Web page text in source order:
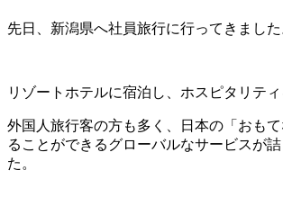
先日、新潟県へ社員旅行に行ってきました
リゾートホテルに宿泊し、ホスピタリティ
外国人旅行客の方も多く、日本の「おも
ることができるグローバルなサービスが
た。